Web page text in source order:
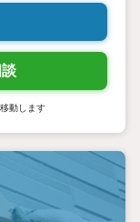
動します